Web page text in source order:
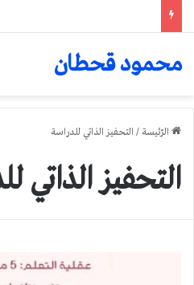
محمود قحطان
الرّئيسة / التحفيز الذاتي للدراسة
التحفيز الذاتي